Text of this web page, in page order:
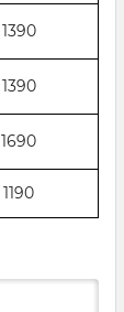
1390
1390
1690
1190